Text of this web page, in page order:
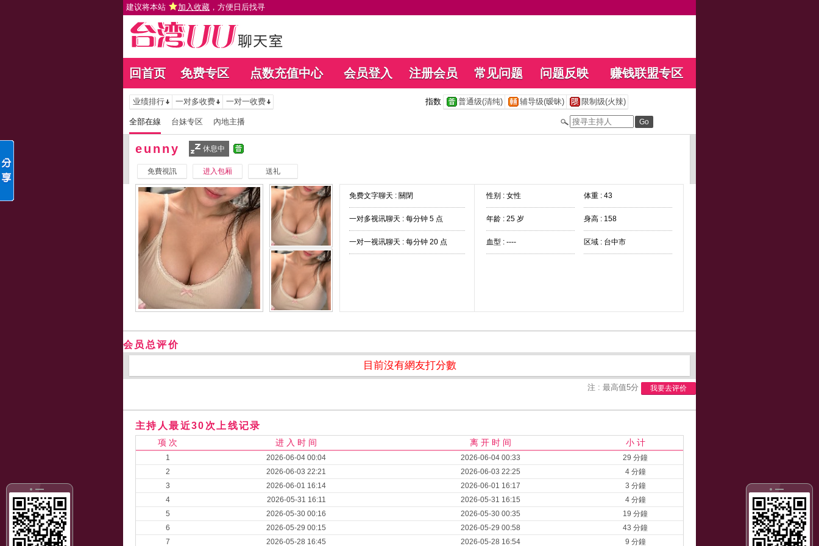
建议将本站 加入收藏 ，方便日后找寻
回首页 免费专区 点数充值中心 会员登入 注册会员 常见问题 问题反映 赚钱联盟专区
业绩排行 一对多收费 一对一收费 指数 普通级(清纯) 辅导级(暧昧) 限制级(火辣)
全部在線 台妹专区 內地主播
eunny 休息中
免費視訊 进入包厢 送礼
免费文字聊天 : 關閉
一对多视讯聊天 : 每分钟 5 点
一对一视讯聊天 : 每分钟 20 点
性别 : 女性 体重 : 43
年龄 : 25 岁 身高 : 158
血型 : ---- 区域 : 台中市
会员总评价
目前沒有網友打分數
注 : 最高值5分 我要去评价
主持人最近30次上线记录
项 次 进 入 时 间 离 开 时 间 小 计
1 2026-06-04 00:04 2026-06-04 00:33
29 分鐘
2
2026-06-03 22:21 2026-06-03 22:25
4 分鐘
3
2026-06-01 16:14 2026-06-01 16:17
3 分鐘
4
2026-05-31 16:11 2026-05-31 16:15
4 分鐘
5
2026-05-30 00:16 2026-05-30 00:35
19 分鐘
6
2026-05-29 00:15 2026-05-29 00:58
43 分鐘
7
2026-05-28 16:45 2026-05-28 16:54 9 分鐘